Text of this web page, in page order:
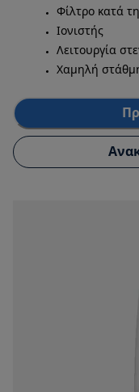
Φίλτρο κατά
Ιονιστής
Λειτουργία
Χαμηλή